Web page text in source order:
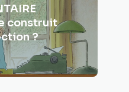
construit
?